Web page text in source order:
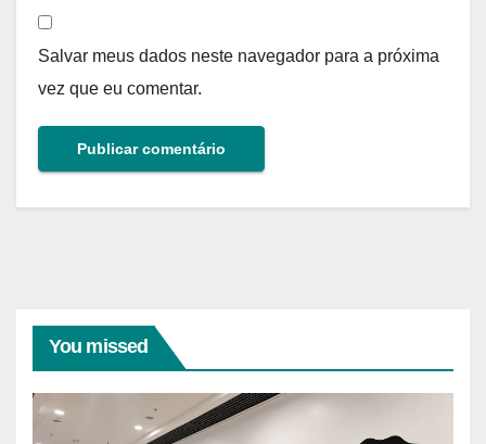
Salvar meus dados neste navegador para a próxima
vez que eu comentar.
You missed